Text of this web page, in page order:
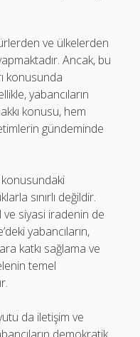
ve ülkelerden
Ancak, bu
konusunda
yabancıların
konusu, hem
gündeminde
konusundaki
sınırlı değildir.
ve siyasi iradenin de
yabancıların,
katkı sağlama ve
temel
da iletişim ve